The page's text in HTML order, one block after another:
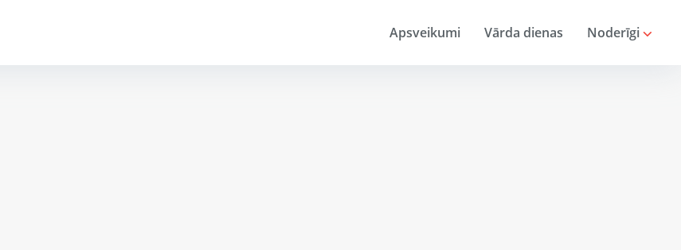
Apsveikumi Vārda dienas Noderīgi